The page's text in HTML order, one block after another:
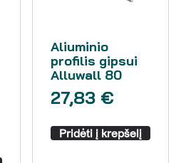
Aliuminio
profilis gipsui
Alluwall 80
27,83 €
Pridėti į krepšelį